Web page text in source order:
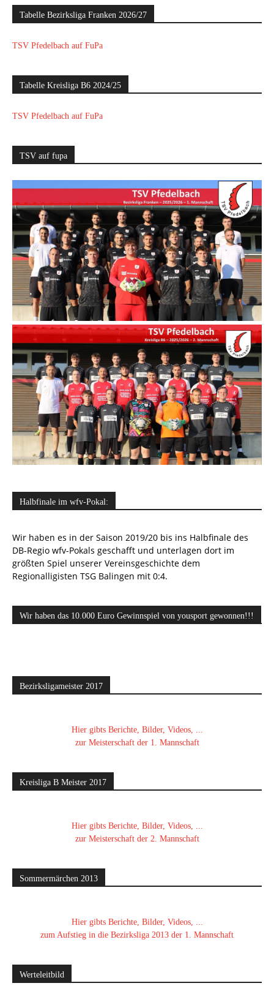
Tabelle Bezirksliga Franken 2026/27
TSV Pfedelbach auf FuPa
Tabelle Kreisliga B6 2024/25
TSV Pfedelbach auf FuPa
TSV auf fupa
Halbfinale im wfv-Pokal:
Wir haben es in der Saison 2019/20 bis ins Halbfinale des
DB-Regio wfv-Pokals geschafft und unterlagen dort im
größten Spiel unserer Vereinsgeschichte dem
Regionalligisten TSG Balingen mit 0:4.
Wir haben das 10.000 Euro Gewinnspiel von yousport gewonnen!!!
Bezirksligameister 2017
Hier gibts Berichte, Bilder, Videos, ...
zur Meisterschaft der 1. Mannschaft
Kreisliga B Meister 2017
Hier gibts Berichte, Bilder, Videos, ...
zur Meisterschaft der 2. Mannschaft
Sommermärchen 2013
Hier gibts Berichte, Bilder, Videos, ...
zum Aufstieg in die Bezirksliga 2013 der 1. Mannschaft
Werteleitbild